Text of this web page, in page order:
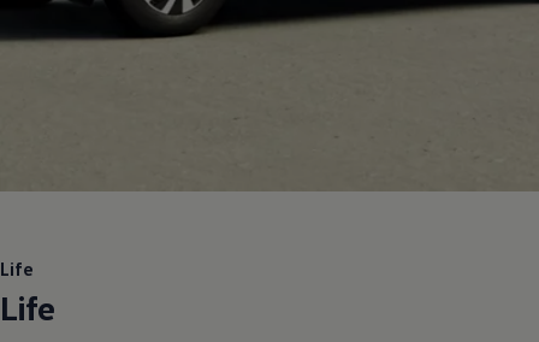
Motorenöl und Flüssigkeiten
Räder und Reifen
Transport
Life
Life